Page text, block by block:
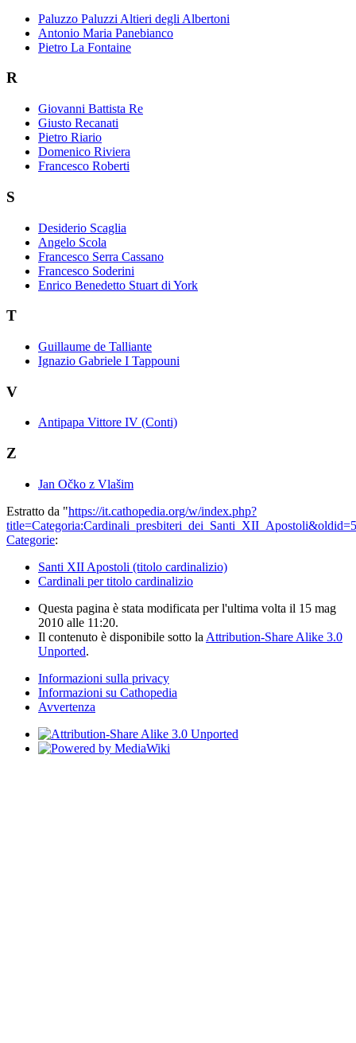
Paluzzo Paluzzi Altieri degli Albertoni
Antonio Maria Panebianco
Pietro La Fontaine
R
Giovanni Battista Re
Giusto Recanati
Pietro Riario
Domenico Riviera
Francesco Roberti
S
Desiderio Scaglia
Angelo Scola
Francesco Serra Cassano
Francesco Soderini
Enrico Benedetto Stuart di York
T
Guillaume de Talliante
Ignazio Gabriele I Tappouni
V
Antipapa Vittore IV (Conti)
Z
Jan Očko z Vlašim
Estratto da "https://it.cathopedia.org/w/index.php?
Categorie:
Santi XII Apostoli (titolo cardinalizio)
Cardinali per titolo cardinalizio
Questa pagina è stata modificata per l'ultima volta il 15 mag
2010 alle 11:20.
Il contenuto è disponibile sotto la Attribution-Share Alike 3.0
Unported.
Informazioni sulla privacy
Informazioni su Cathopedia
Avvertenza